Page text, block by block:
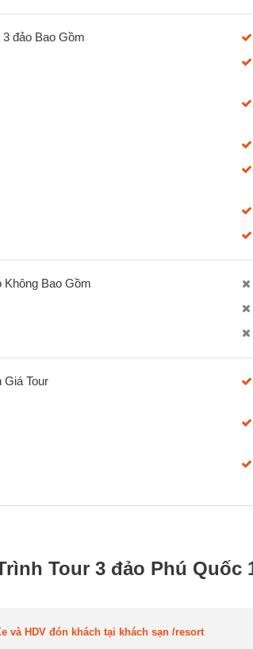
3 đảo Bao Gồm
Không Bao Gồm
Tour
Tour 3 đảo Phú Quốc
và HDV đón khách tại khách sạn /resort